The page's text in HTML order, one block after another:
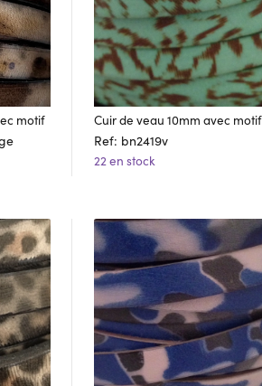
motif
Cuir de veau 10mm avec motif
Ref: bn2419v
22 en stock